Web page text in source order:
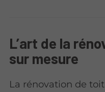
L’art de la
sur mesure
La rénovation de